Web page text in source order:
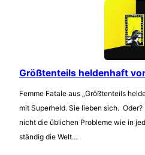
Größtenteils heldenhaft
Femme Fatale aus „Größtenteils
mit Superheld. Sie lieben sich.
nicht die üblichen Probleme wie in
ständig die Welt…